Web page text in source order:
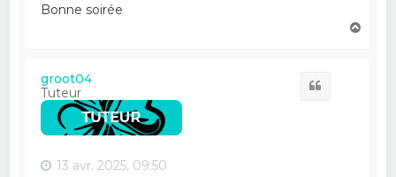
Bonne soirée
groot04
Tuteur
13 avr. 2025, 09:50